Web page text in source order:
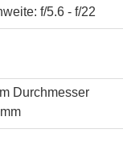
f/5.6 - f/22
Durchmesser